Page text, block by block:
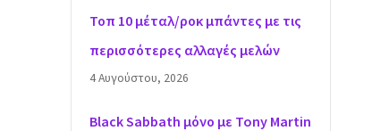
Τοπ 10 μέταλ/ροκ μπάντες με τις
περισσότερες αλλαγές μελών
4 Αυγούστου, 2026
Black Sabbath μόνο με Tony Martin